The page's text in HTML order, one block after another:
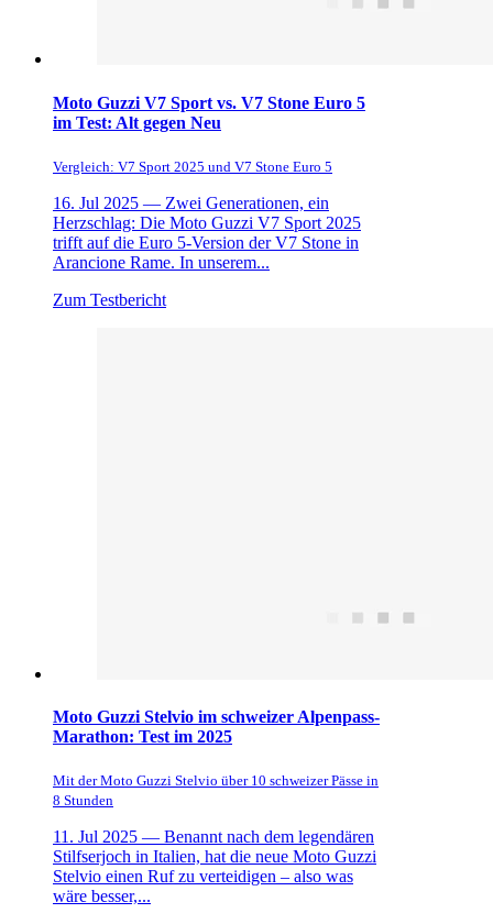
Moto Guzzi V7 Sport vs. V7 Stone Euro 5
im Test: Alt gegen Neu
Vergleich: V7 Sport 2025 und V7 Stone Euro 5
16. Jul 2025 — Zwei Generationen, ein
Herzschlag: Die Moto Guzzi V7 Sport 2025
trifft auf die Euro 5-Version der V7 Stone in
Arancione Rame. In unserem...
Zum Testbericht
Moto Guzzi Stelvio im schweizer Alpenpass-
Marathon: Test im 2025
Mit der Moto Guzzi Stelvio über 10 schweizer Pässe in
8 Stunden
11. Jul 2025 — Benannt nach dem legendären
Stilfserjoch in Italien, hat die neue Moto Guzzi
Stelvio einen Ruf zu verteidigen – also was
wäre besser,...